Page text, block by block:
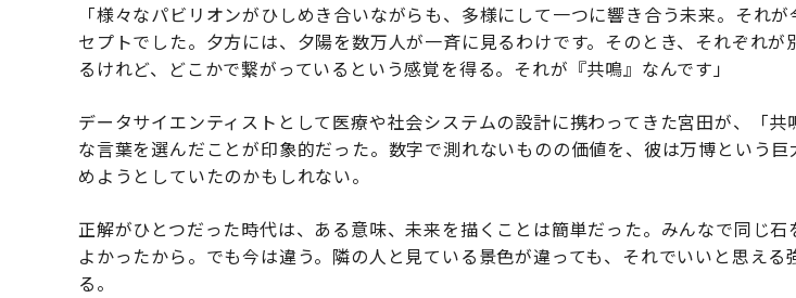
「様々なパビリオンがひしめき合いながらも、多様にして一つに響き合う未来。それ
セプトでした。夕方には、夕陽を数万人が一斉に見るわけです。そのとき、それぞれが
るけれど、どこかで繋がっているという感覚を得る。それが『共鳴』なんです」
データサイエンティストとして医療や社会システムの設計に携わってきた宮田が、「共
な言葉を選んだことが印象的だった。数字で測れないものの価値を、彼は万博という
めようとしていたのかもしれない。
正解がひとつだった時代は、ある意味、未来を描くことは簡単だった。みんなで同じ
よかったから。でも今は違う。隣の人と見ている景色が違っても、それでいいと思える
る。